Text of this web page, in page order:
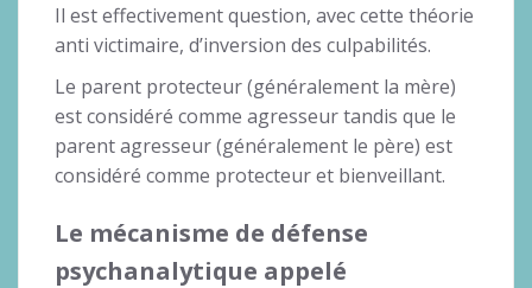
Il est effectivement question, avec cette théorie
anti victimaire, d’inversion des culpabilités.
Le parent protecteur (généralement la mère)
est considéré comme agresseur tandis que le
parent agresseur (généralement le père) est
considéré comme protecteur et bienveillant.
Le mécanisme de défense
psychanalytique appelé